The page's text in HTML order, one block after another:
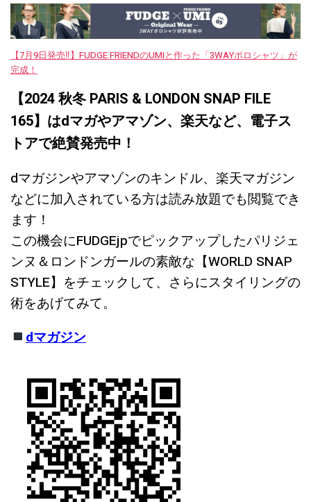
【7月9日発売‼︎】FUDGE FRIENDのUMIと作った「3WAYポロシャツ」が
完成！
【2024 秋冬 PARIS & LONDON SNAP FILE
165】はdマガやアマゾン、楽天など、電子ス
トアで絶賛発売中！
dマガジンやアマゾンのキンドル、楽天マガジン
などに加入されている方は読み放題でも閲覧でき
ます！
この機会にFUDGEjpでピックアップしたパリジェ
ンヌ＆ロンドンガールの素敵な【WORLD SNAP
STYLE】をチェックして、さらにスタイリングの
術をあげてみて。
dマガジン